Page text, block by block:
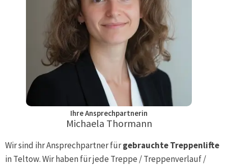
Ihre Ansprechpartnerin
Michaela Thormann
Wir sind ihr Ansprechpartner fürgebrauchte Treppenlifte
inTeltow. Wir haben für jede Treppe / Treppenverlauf /